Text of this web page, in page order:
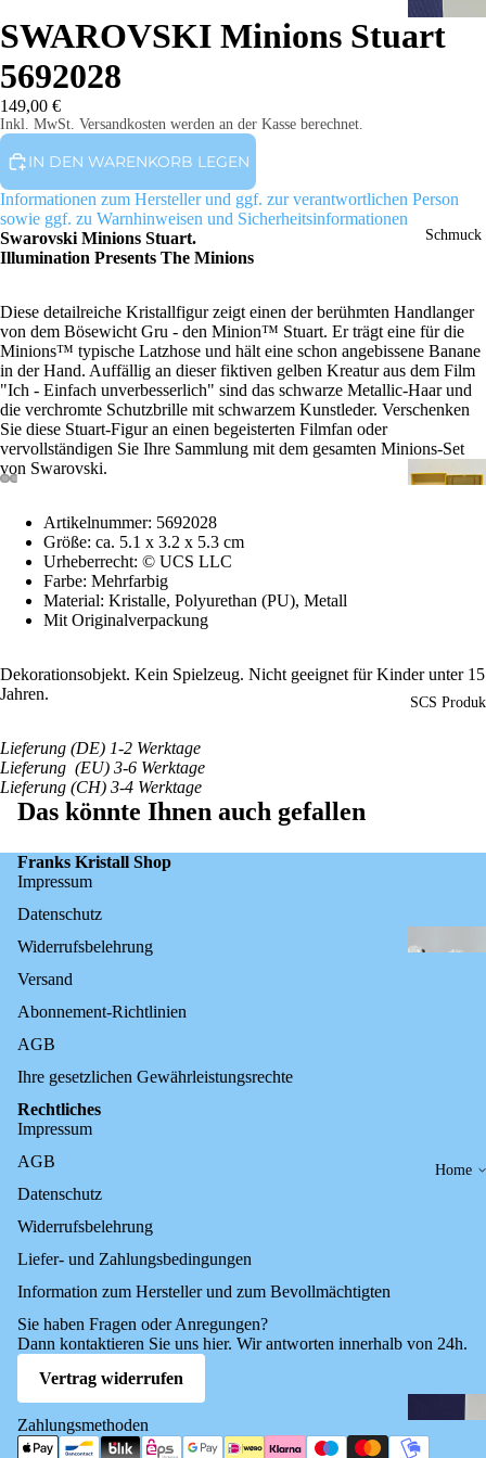
Schmuck
SCS
Home
SWAROVSKI Minions Stuart
5692028
149,00 €
Inkl. MwSt. Versandkosten werden an der Kasse berechnet.
IN DEN WARENKORB LEGEN
Informationen zum Hersteller und ggf. zur verantwortlichen Person
sowie ggf. zu Warnhinweisen und Sicherheitsinformationen
Swarovski Minions Stuart.
Illumination Presents The Minions
Diese detailreiche Kristallfigur zeigt einen der berühmten Handlanger
von dem Bösewicht Gru - den Minion™ Stuart. Er trägt eine für die
Minions™ typische Latzhose und hält eine schon angebissene Banane
in der Hand. Auffällig an dieser fiktiven gelben Kreatur aus dem Film
"Ich - Einfach unverbesserlich" sind das schwarze Metallic-Haar und
die verchromte Schutzbrille mit schwarzem Kunstleder. Verschenken
Sie diese Stuart-Figur an einen begeisterten Filmfan oder
vervollständigen Sie Ihre Sammlung mit dem gesamten Minions-Set
von Swarovski.
Artikelnummer: 5692028
Größe: ca. 5.1 x 3.2 x 5.3 cm
Urheberrecht: © UCS LLC
Farbe: Mehrfarbig
Material: Kristalle, Polyurethan (PU), Metall
Mit Originalverpackung
Dekorationsobjekt. Kein Spielzeug. Nicht geeignet für Kinder unter 15
Jahren.
Lieferung (DE) 1-2 Werktage
Lieferung (EU) 3-6 Werktage
Lieferung (CH) 3-4 Werktage
Das könnte Ihnen auch gefallen
Franks Kristall Shop
Impressum
Datenschutz
Widerrufsbelehrung
Versand
Abonnement-Richtlinien
AGB
Ihre gesetzlichen Gewährleistungsrechte
Rechtliches
Impressum
AGB
Datenschutz
Widerrufsbelehrung
Liefer- und Zahlungsbedingungen
Information zum Hersteller und zum Bevollmächtigten
Sie haben Fragen oder Anregungen?
Dann kontaktieren Sie uns hier. Wir antworten innerhalb von 24h.
Vertrag widerrufen
Zahlungsmethoden